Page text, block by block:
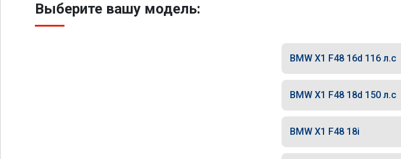
Выберите вашу модель:
BMW X1 F48 16d 116 л.с
BMW X1 F48 18d 150 л.с
BMW X1 F48 18i